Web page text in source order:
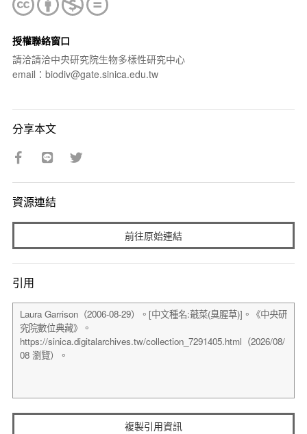
授權聯絡窗口
請洽請洽中央研究院生物多樣性研究中心
email：biodiv@gate.sinica.edu.tw
分享本文
資源連結
前往原始連結
引用
複製引用資訊